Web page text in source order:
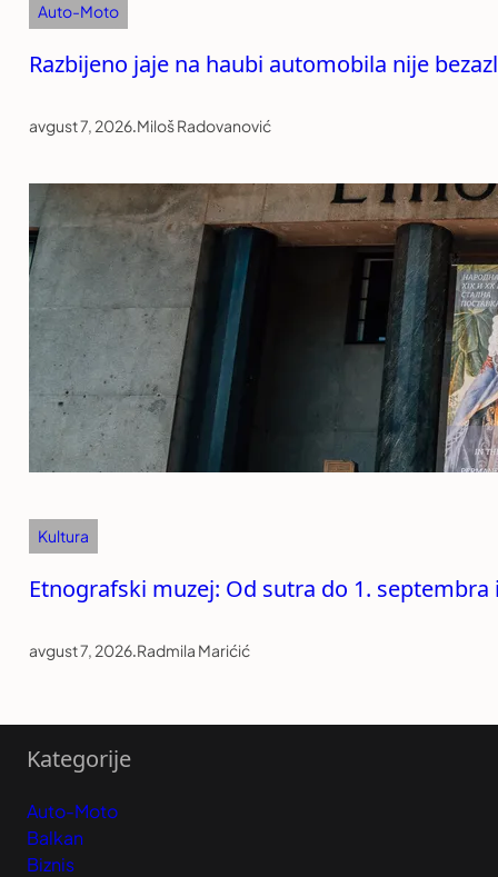
Auto-Moto
Razbijeno jaje na haubi automobila nije
avgust 7, 2026.Miloš Radovanović
Kultura
Etnografski muzej: Od sutra do 1.
avgust 7, 2026.Radmila Marićić
Kategorije
Auto-Moto
Balkan
Biznis